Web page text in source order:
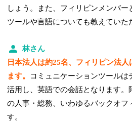
しょう。また、フィリピンメンバー
ツールや言語についても教えていた
林さん
日本法人は約25名、フィリピン法
ます。
コミュニケーションツールは
活用し、英語での会話となります。
の人事・総務、いわゆるバックオフ
す。